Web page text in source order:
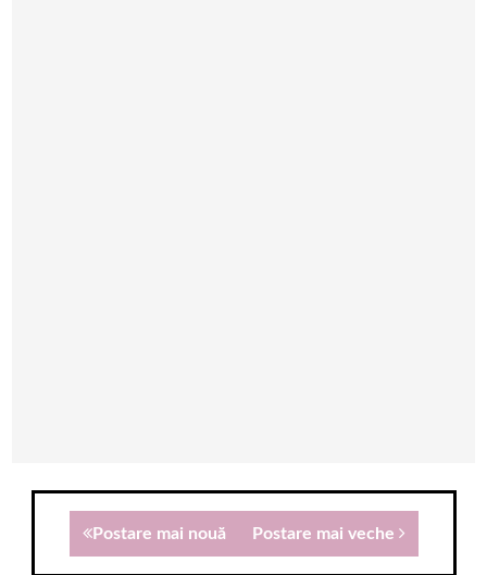
Postare mai nouă Postare mai veche